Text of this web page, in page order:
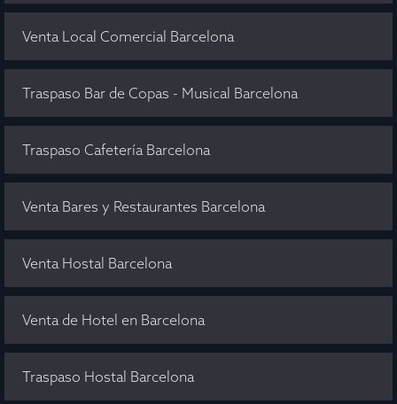
Venta Local Comercial Barcelona
Traspaso Bar de Copas - Musical Barcelona
Traspaso Cafetería Barcelona
Venta Bares y Restaurantes Barcelona
Venta Hostal Barcelona
Venta de Hotel en Barcelona
Traspaso Hostal Barcelona